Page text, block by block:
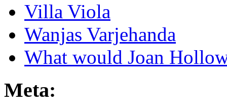
Villa Viola
Wanjas Varjehanda
What would Joan
Meta: